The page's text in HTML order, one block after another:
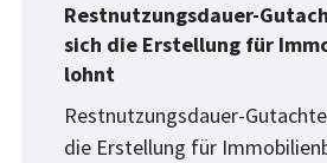
Restnutzungsdauer-
sich die Erstellung für
lohnt
Restnutzungsdauer-
die Erstellung für